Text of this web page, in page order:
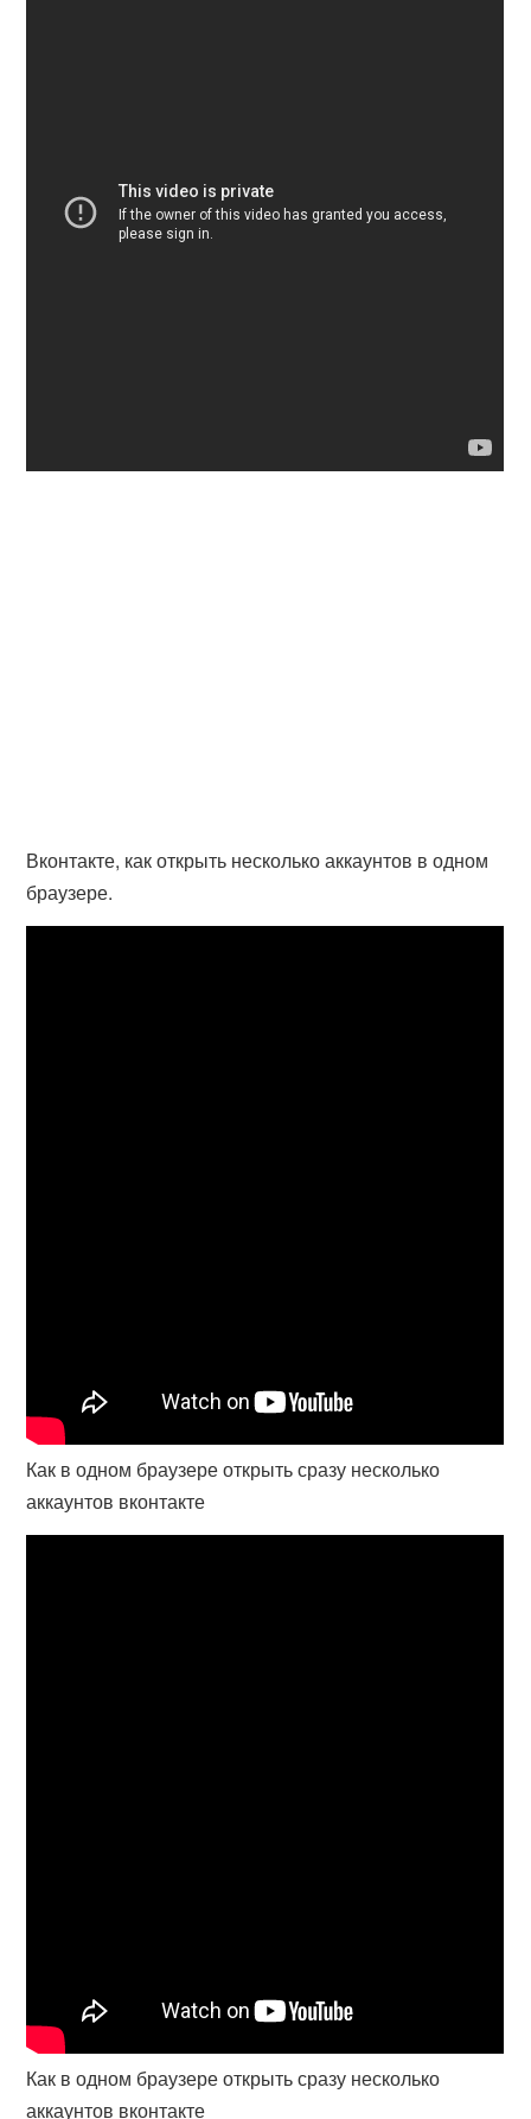
Вконтакте, как открыть несколько аккаунтов в одном
браузере.
Как в одном браузере открыть сразу несколько
аккаунтов вконтакте
Как в одном браузере открыть сразу несколько
аккаунтов вконтакте